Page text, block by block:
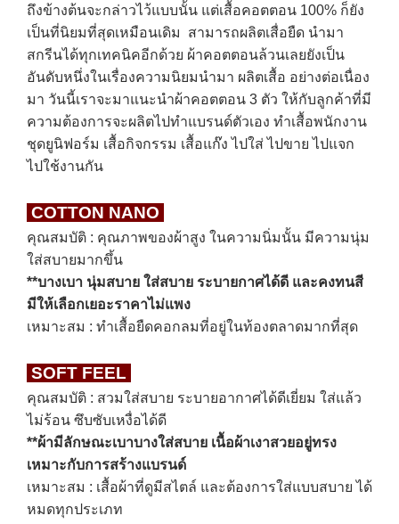
ถึงข้างต้นจะกล่าวไว้แบบนั้น แต่เสื้อคอตตอน 100% ก็ยัง
เป็นที่นิยมที่สุดเหมือนเดิม สามารถผลิตเสื่อยืด นำมา
สกรีนได้ทุกเทคนิคอีกด้วย ผ้าคอตตอนล้วนเลยยังเป็น
อันดับหนึ่งในเรื่องความนิยมนำมา ผลิตเสื้อ อย่างต่อเนื่อง
มา วันนี้เราจะมาแนะนำผ้าคอตตอน 3 ตัว ให้กับลูกค้าที่มี
ความต้องการจะผลิตไปทำแบรนด์ตัวเอง ทำเสื้อพนักงาน
ชุดยูนิฟอร์ม เสื้อกิจกรรม เสื้อแก๊ง ไปใส่ ไปขาย ไปแจก
ไปใช้งานกัน
COTTON NANO
คุณสมบัติ : คุณภาพของผ้าสูง ในความนิ่มนั้น มีความนุ่ม
ใส่สบายมากขึ้น
**บางเบา นุ่มสบาย ใส่สบาย ระบายกาศได้ดี และคงทนสี
มีให้เลือกเยอะราคาไม่แพง
เหมาะสม : ทำเสื้อยืดคอกลมที่อยู่ในท้องตลาดมากที่สุด
SOFT FEEL
คุณสมบัติ : สวมใส่สบาย ระบายอากาศได้ดีเยี่ยม ใส่แล้ว
ไม่ร้อน ซึบซับเหงื่อได้ดี
**ผ้ามีลักษณะเบาบางใส่สบาย เนื้อผ้าเงาสวยอยู่ทรง
เหมาะกับการสร้างแบรนด์
เหมาะสม : เสื้อผ้าที่ดูมีสไตล์ และต้องการใส่แบบสบาย ได้
หมดทุกประเภท